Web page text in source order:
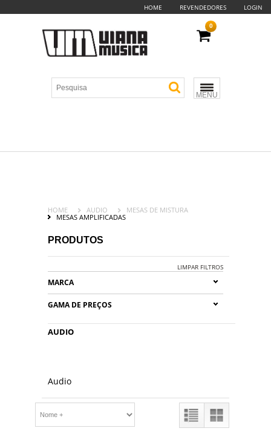
HOME REVENDEDORES LOGIN
MENU
0
HOME AUDIO
MESAS DE MISTURA
MESAS AMPLIFICADAS
PRODUTOS
LIMPAR FILTROS
MARCA
GAMA DE PREÇOS
AUDIO
Audio